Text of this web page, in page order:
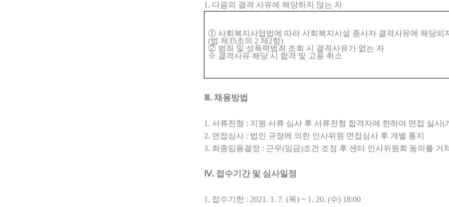
1. 다음의 결격 사유에 해당하지 않는 자
① 사회복지사업법에 따라 사회복지시설 종사자 결격사유에 해당되
(법 제 35조의 2 제 2항)
② 범죄 및 성폭력범죄 조회 시 결격사유가 없는 자
※ 결격사유 해당 시 합격 및 고용 취소
Ⅲ. 채용방법
1. 서류전형 : 지원 서류 심사 후 서류전형 합격자에 한하여 면접 실시 (
2. 면접심사 : 법인 규정에 의한 인사위원 면접심사 후 개별 통지
3. 최종임용결정 : 근무(임금)조건 조정 후 센터 인사위원회 동의를 거
Ⅳ. 접수기간 및 심사일정
1. 접수기한 : 2021. 1. 7. (목) ~ 1. 20. (수) 18:00